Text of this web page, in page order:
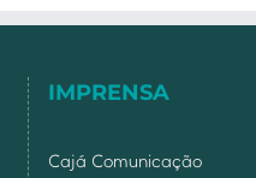
IMPRENSA
Cajá Comunicação